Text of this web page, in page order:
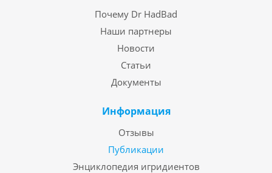
Почему Dr HadBad
Наши партнеры
Новости
Статьи
Документы
Информация
Отзывы
Публикации
Энциклопедия игридиентов